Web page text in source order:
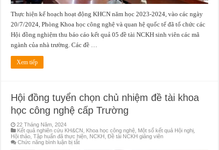
2023
Trường
Du
lịch
–
Thực hiện kế hoạch hoạt động KHCN năm học 2023-2024, vào các ngày
20/7/2024, Phòng Khoa học công nghệ và quan hệ quốc tế đã tổ chức các
Hội đồng nghiệm thu báo cáo kết quả 05 đề tài NCKH sinh viên các mã
ngành của nhà trường. Các đề …
Xem tiếp
Hội đồng tuyển chọn chủ nhiệm đề tài khoa
học công nghệ cấp Trường
22 Tháng Năm, 2024
Kết quả nghiên cứu KH&CN
Khoa học công nghệ Một số kết quả Hội nghị,
Hội thảo, Tập huấn đã thực hiện NCKH ,Đề tài NCKH giảng viên
Chức năng bình luận bị tắtở